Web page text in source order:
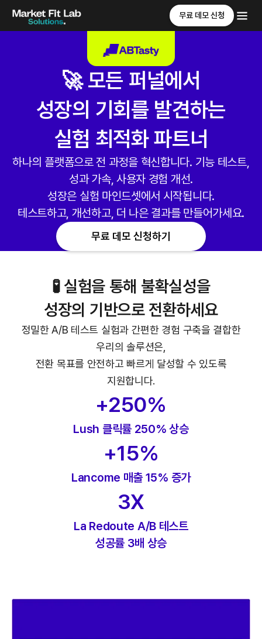
무료 데모 신청
🚀 모든 퍼널에서
성장의 기회를 발견하는
실험 최적화 파트너
하나의 플랫폼으로 전 과정을 혁신합니다. 기능 테스트,
성과 가속, 사용자 경험 개선.
성장은 실험 마인드셋에서 시작됩니다.
테스트하고, 개선하고, 더 나은 결과를 만들어가세요.
무료 데모 신청하기
🧪 실험을 통해 불확실성을
성장의 기반으로 전환하세요
정밀한 A/B 테스트 실험과 간편한 경험 구축을 결합한
우리의 솔루션은,
전환 목표를 안전하고 빠르게 달성할 수 있도록
지원합니다.
+250%
Lush 클릭률 250% 상승
+15%
Lancome 매출 15% 증가
3X
La Redoute A/B 테스트
성공률 3배 상승